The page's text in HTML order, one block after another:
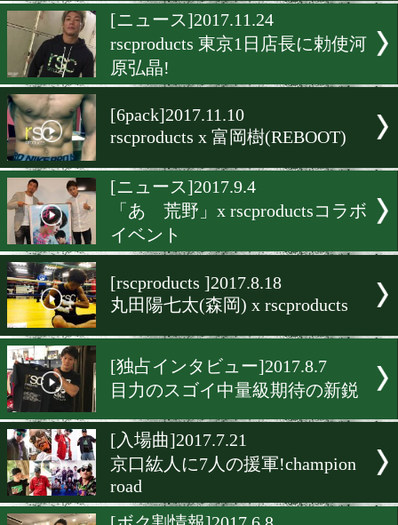
[rscproducts]2017.12.15
日本ユース王者の真価も問
る試合
[ニュース]2017.12.1
rscproducts大阪一日店長に
恒成!
[独占インタビュー
rscproducts が井上孝志トレ
ーを直撃
rscproducts 東京1日店長に
原弘晶!
[6pack]2017.11.10
rscproducts x 富岡樹